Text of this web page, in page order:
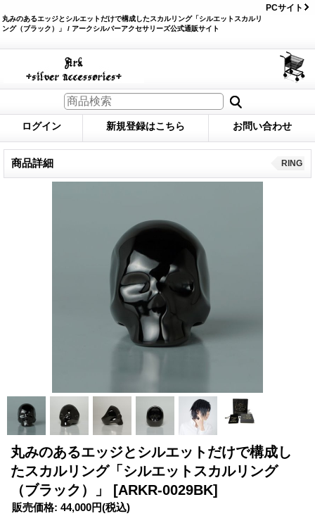
丸みのあるエッジとシルエットだけで構成したスカルリング「シルエットスカルリ
ング（ブラック）」 / アークシルバーアクセサリーズ公式通販サイト
PCサイト
ログイン 新規登録はこちら お問い合わせ
商品詳細 RING
丸みのあるエッジとシルエットだけで構成し
たスカルリング「シルエットスカルリング
（ブラック）」
[ARKR-0029BK]
販売価格: 44,000円(税込)